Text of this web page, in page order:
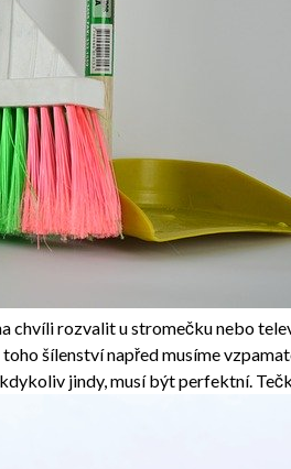
chvíli rozvalit u stromečku nebo
šílenství napřed musíme
jindy, musí být perfektní.